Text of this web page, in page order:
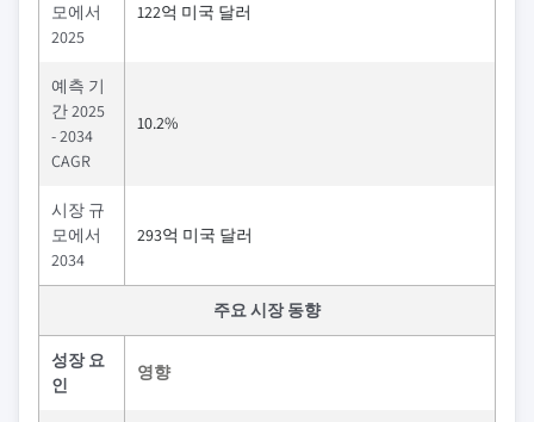
모에서
2025
122억 미국 달러
예측 기
간 2025
- 2034
CAGR
10.2%
시장 규
모에서
2034
293억 미국 달러
주요 시장 동향
성장 요
인
영향